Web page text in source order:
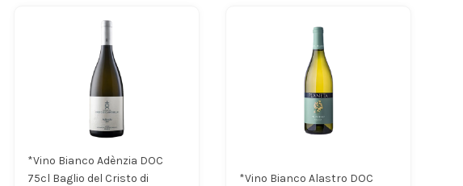
*Vino Bianco Adènzia DOC
75cl Baglio del Cristo di
*Vino Bianco Alastro DOC